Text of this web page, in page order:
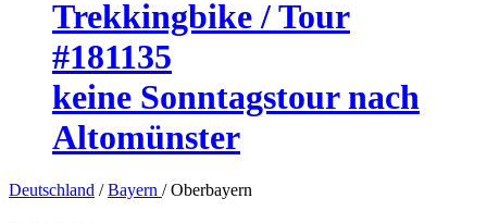
Trekkingbike / Tour
#181135
keine Sonntagstour nach
Altomünster
Deutschland /Bayern /Oberbayern